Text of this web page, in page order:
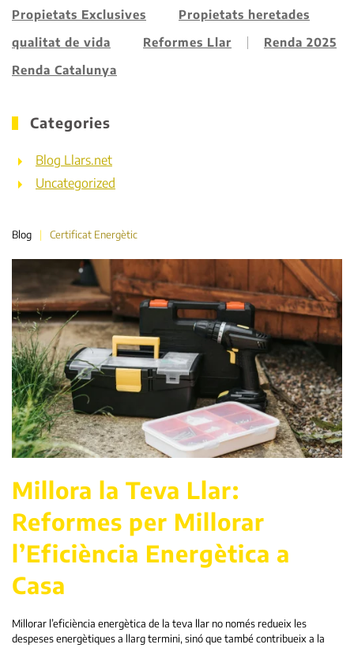
Propietats Exclusives
Propietats heretades
qualitat de vida
Reformes Llar
Renda 2025
Renda Catalunya
Categories
Blog Llars.net
Uncategorized
Blog Certificat Energètic
Millora la Teva Llar:
Reformes per Millorar
l’Eficiència Energètica a
Casa
Millorar l’eficiència energètica de la teva llar no només redueix les
despeses energètiques a llarg termini, sinó que també contribueix a la